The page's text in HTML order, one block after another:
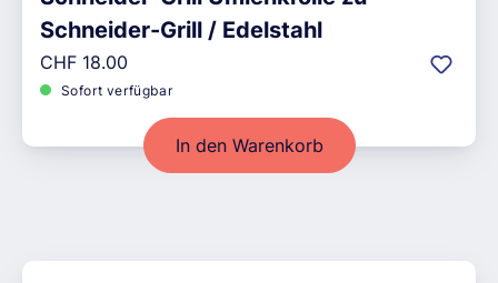
Schneider-Grill / Edelstahl
Regulärer Preis:
CHF 18.00
Sofort verfügbar
In den Warenkorb